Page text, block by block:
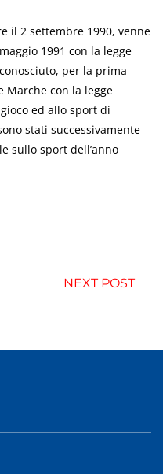
il 2 settembre 1990, venne
1991 con la legge
per la prima
Marche con la legge
ed allo sport di
stati successivamente
sullo sport dell’anno
NEXT POST